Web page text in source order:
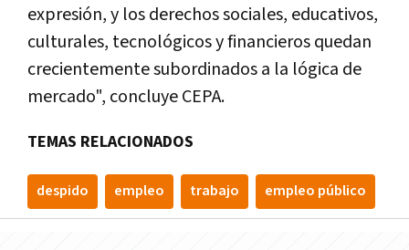
expresión, y los derechos sociales, educativos,
culturales, tecnológicos y financieros quedan
crecientemente subordinados a la lógica de
mercado", concluye CEPA.
TEMAS RELACIONADOS
despido empleo trabajo empleo público